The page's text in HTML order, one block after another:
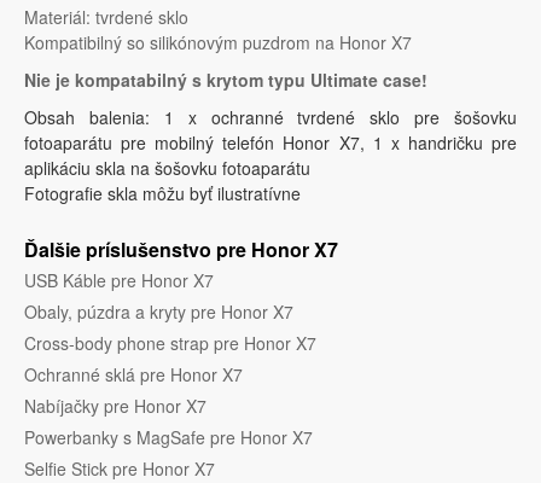
Materiál: tvrdené sklo
Kompatibilný so silikónovým puzdrom na Honor X7
Nie je kompatabilný s krytom typu Ultimate case!
Obsah balenia: 1 x ochranné tvrdené sklo pre šošovku
fotoaparátu pre mobilný telefón Honor X7, 1 x handričku pre
aplikáciu skla na šošovku fotoaparátu
Fotografie skla môžu byť ilustratívne
Ďalšie príslušenstvo pre Honor X7
USB Káble pre Honor X7
Obaly, púzdra a kryty pre Honor X7
Cross-body phone strap pre Honor X7
Ochranné sklá pre Honor X7
Nabíjačky pre Honor X7
Powerbanky s MagSafe pre Honor X7
Selfie Stick pre Honor X7